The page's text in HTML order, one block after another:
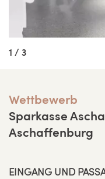
1 / 3
Wettbewerb
Sparkasse
Aschaffenburg
EINGANG UND